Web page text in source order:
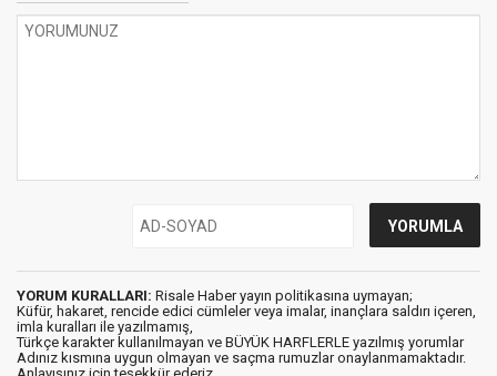
YORUM KURALLARI: Risale Haber yayın politikasına uymayan;
Küfür, hakaret, rencide edici cümleler veya imalar, inançlara saldırı içeren,
imla kuralları ile yazılmamış,
Türkçe karakter kullanılmayan ve BÜYÜK HARFLERLE yazılmış yorumlar
Adınız kısmına uygun olmayan ve saçma rumuzlar onaylanmamaktadır.